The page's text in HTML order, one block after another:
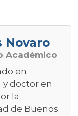
Novaro
Académico
en
y doctor en
la
de Buenos